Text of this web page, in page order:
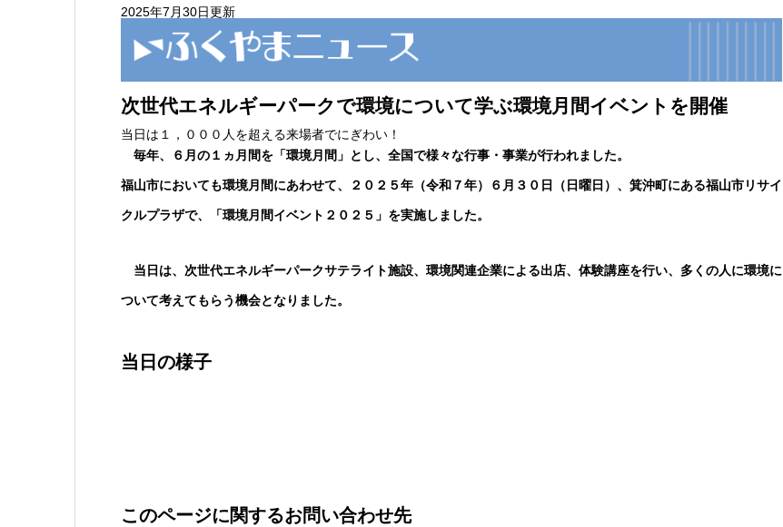
2025年7月30日更新
次世代エネルギーパークで環境について学ぶ環境月間イベントを開催
当日は１，０００人を超える来場者でにぎわい！
毎年、６月の１ヵ月間を「環境月間」とし、全国で様々な行事・事業が行われました。
福山市においても環境月間にあわせて、２０２５年（令和７年）６月３０日（日曜日）、箕沖町にある福山市リサイ
クルプラザで、「環境月間イベント２０２５」を実施しました。
当日は、次世代エネルギーパークサテライト施設、環境関連企業による出店、体験講座を行い、多くの人に環境に
ついて考えてもらう機会となりました。
当日の様子
このページに関するお問い合わせ先